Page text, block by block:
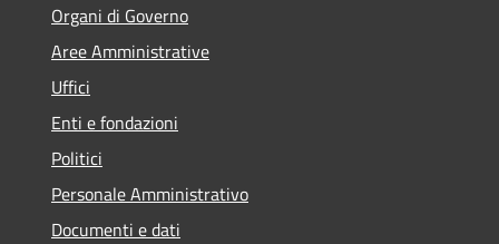
Organi di Governo
Aree Amministrative
Uffici
Enti e fondazioni
Politici
Personale Amministrativo
Documenti e dati